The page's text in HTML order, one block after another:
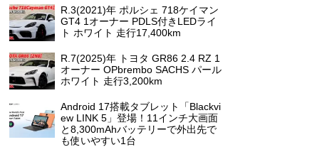
R.3(2021)年 ポルシェ 718ケイマン
GT4 1オーナー PDLS付きLEDライ
ト ホワイト 走行17,400km
R.7(2025)年 トヨタ GR86 2.4 RZ 1
オーナー OPbrembo SACHS パール
ホワイト 走行3,200km
Android 17搭載タブレット「Blackvi
ew LINK 5」登場！11インチ大画面
と8,300mAhバッテリーで外出先で
も使いやすい1台